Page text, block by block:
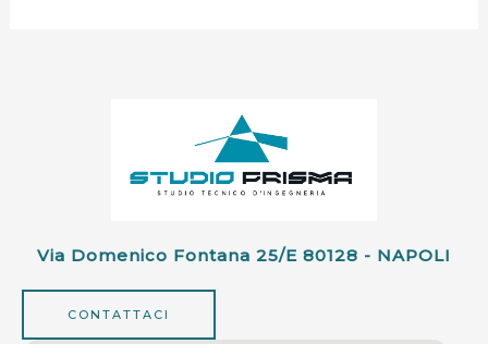
Via Domenico Fontana 25/e 80128 - NAPOLI
CONTATTACI